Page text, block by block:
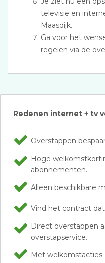
televisie en
Maasdijk.
Ga voor het
regelen via de
Redenen internet + tv
Overstappen
Hoge
abonnementen.
Alleen beschikbare
Vind het contract
Direct overstappen
overstapservice.
Met welkomstacties